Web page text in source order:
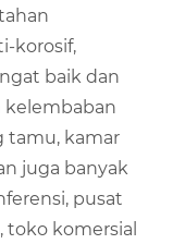
korosif,
baik dan
tamu, kamar
juga banyak
pusat
toko komersial